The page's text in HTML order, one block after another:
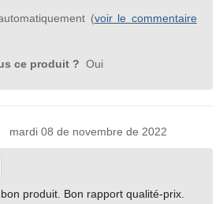
(voir le commentaire
ce produit ? Oui
08 de novembre de 2022
produit. Bon rapport qualité-prix.